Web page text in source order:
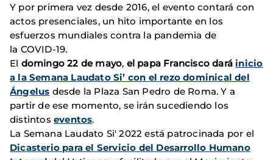
Y por primera vez desde 2016, el evento contará con
actos presenciales, un hito importante en los
esfuerzos mundiales contra la pandemia de
la COVID-19.
El domingo 22 de mayo, el papa Francisco daráinicio
a la Semana Laudato Si’ con el rezo dominical del
Ángelus desde la Plaza San Pedro de Roma. Y a
partir de ese momento, se irán sucediendo los
distintos eventos.
La Semana Laudato Si' 2022 está patrocinada por el
Dicasterio para el Servicio del Desarrollo Humano